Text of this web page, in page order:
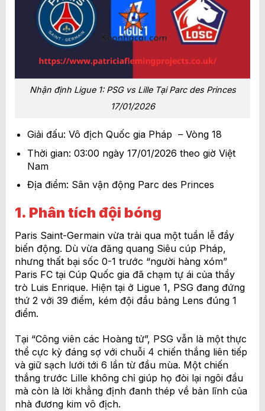
Nhận định Ligue 1: PSG vs Lille Tại Parc des Princes
17/01/2026
Giải đấu: Vô địch Quốc gia Pháp – Vòng 18
Thời gian: 03:00 ngày 17/01/2026 theo giờ Việt
Nam
Địa điểm: Sân vận động Parc des Princes
1. Phân tích đội bóng
Paris Saint-Germain vừa trải qua một tuần lễ đầy
biến động. Dù vừa đăng quang Siêu cúp Pháp,
nhưng thất bại sốc 0-1 trước “người hàng xóm”
Paris FC tại Cúp Quốc gia đã chạm tự ái của thầy
trò Luis Enrique. Hiện tại ở Ligue 1, PSG đang đứng
thứ 2 với 39 điểm, kém đội đầu bảng Lens đúng 1
điểm.
Tại “Công viên các Hoàng tử”, PSG vẫn là một thực
thể cực kỳ đáng sợ với chuỗi 4 chiến thắng liên tiếp
và giữ sạch lưới tới 6 lần từ đầu mùa. Một chiến
thắng trước Lille không chỉ giúp họ đòi lại ngôi đầu
mà còn là lời khẳng định đanh thép về bản lĩnh của
nhà đương kim vô địch.